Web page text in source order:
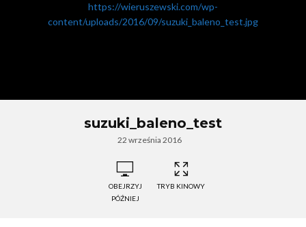
https://wieruszewski.com/wp-
content/uploads/2016/09/suzuki_baleno_test.jpg
suzuki_baleno_test
22 września 2016
OBEJRZYJ
PÓŹNIEJ
TRYB KINOWY